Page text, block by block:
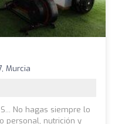
Murcia
No hagas siempre lo
personal, nutrición y